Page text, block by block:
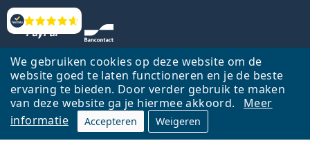
We gebruiken cookies op deze website om de
website goed te laten functioneren en je de beste
ervaring te bieden. Door verder gebruik te maken
van deze website ga je hiermee akkoord.
Meer
informatie
Accepteren Weigeren
Beoordelingen
Terug naar de homepagina Ga omhoog